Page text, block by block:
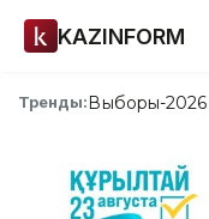
KAZINFORM
Тренды:Выборы-2026